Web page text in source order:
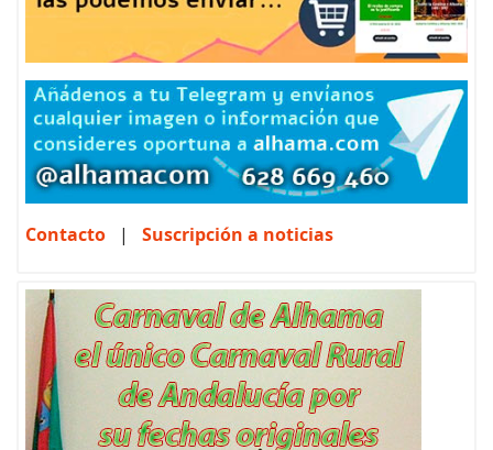
Contacto | Suscripción a noticias